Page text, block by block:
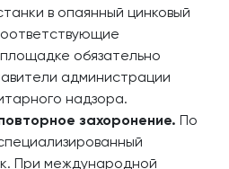
в опаянный цинковый
площадке обязательно
администрации
надзора.
захоронение. По
При международной